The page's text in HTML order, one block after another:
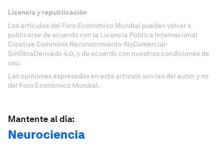
Licencia y republicación
Los artículos del Foro Económico Mundial pueden volver a
publicarse de acuerdo con la Licencia Pública Internacional
Creative Commons Reconocimiento-NoComercial-
SinObraDerivada 4.0, y de acuerdo con nuestras condiciones de
uso.
Las opiniones expresadas en este artículo son las del autor y no
del Foro Económico Mundial.
Mantente al día:
Neurociencia